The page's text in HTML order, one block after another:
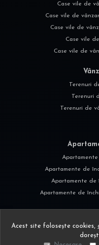
Case vile de
Case vile de
Case vile de
Case vile
Case vile de
Terenuri
Terenuri
Terenuri de
Apartamente de
Apartamente de
Apartamente de
Acest site folosește cookies,